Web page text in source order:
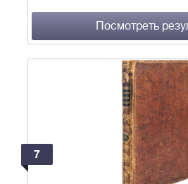
Посмотреть
7